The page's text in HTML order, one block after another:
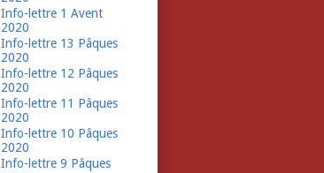
Info-lettre 1 Avent
2020
Info-lettre 13 Pâques
2020
Info-lettre 12 Pâques
2020
Info-lettre 11 Pâques
2020
Info-lettre 10 Pâques
2020
Info-lettre 9 Pâques